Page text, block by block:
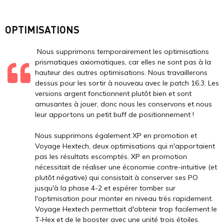
OPTIMISATIONS
Nous supprimons temporairement les optimisations
prismatiques axiomatiques, car elles ne sont pas à la
hauteur des autres optimisations. Nous travaillerons
dessus pour les sortir à nouveau avec le patch 16.3. Les
versions argent fonctionnent plutôt bien et sont
amusantes à jouer, donc nous les conservons et nous
leur apportons un petit buff de positionnement !
Nous supprimons également XP en promotion et
Voyage Hextech, deux optimisations qui n'apportaient
pas les résultats escomptés. XP en promotion
nécessitait de réaliser une économie contre-intuitive (et
plutôt négative) qui consistait à conserver ses PO
jusqu'à la phase 4-2 et espérer tomber sur
l'optimisation pour monter en niveau très rapidement.
Voyage Hextech permettait d'obtenir trop facilement le
T-Hex et de le booster avec une unité trois étoiles.